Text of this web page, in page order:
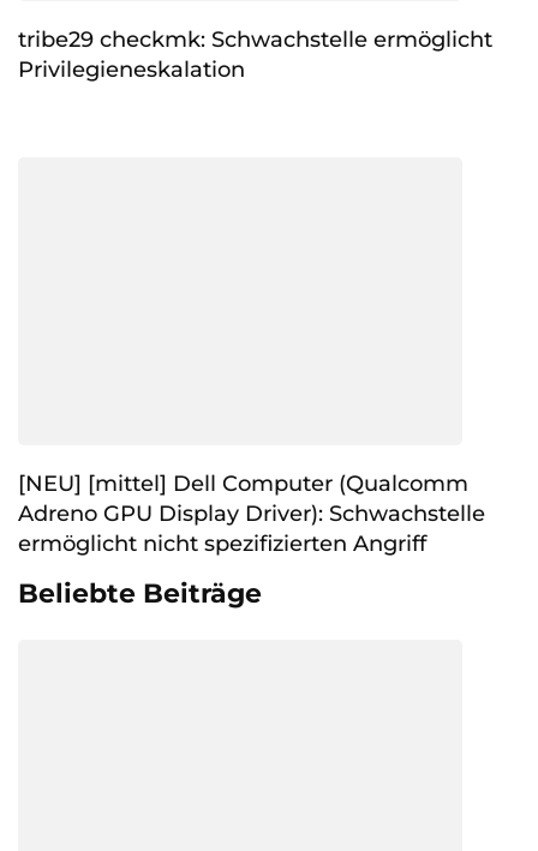
tribe29 checkmk: Schwachstelle ermöglicht
Privilegieneskalation
[NEU] [mittel] Dell Computer (Qualcomm
Adreno GPU Display Driver): Schwachstelle
ermöglicht nicht spezifizierten Angriff
Beliebte Beiträge